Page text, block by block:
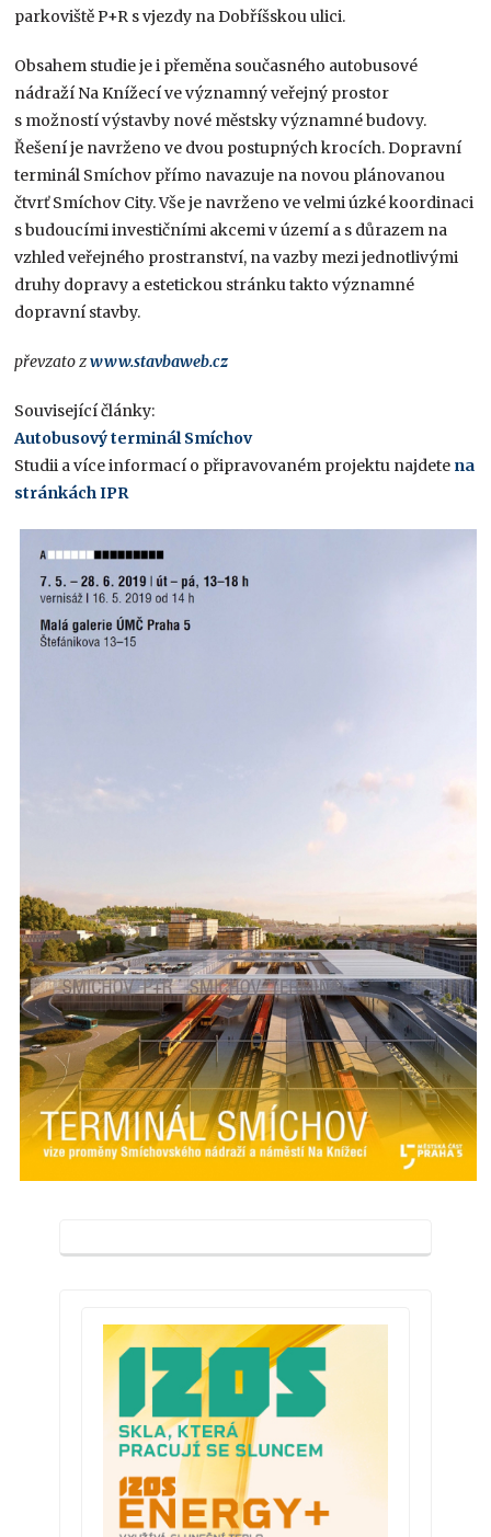
parkoviště P+R s vjezdy na Dobříšskou ulici.
Obsahem studie je i přeměna současného autobusové
nádraží Na Knížecí ve významný veřejný prostor
s možností výstavby nové městsky významné budovy.
Řešení je navrženo ve dvou postupných krocích. Dopravní
terminál Smíchov přímo navazuje na novou plánovanou
čtvrť Smíchov City. Vše je navrženo ve velmi úzké koordinaci
s budoucími investičními akcemi v území a s důrazem na
vzhled veřejného prostranství, na vazby mezi jednotlivými
druhy dopravy a estetickou stránku takto významné
dopravní stavby.
převzato zwww.stavbaweb.cz
Související články:
Autobusový terminál Smíchov
Studii a více informací o připravovaném projektu najdete na
stránkách IPR